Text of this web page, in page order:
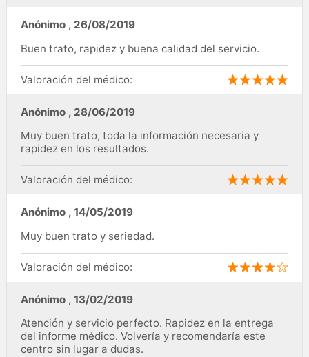
Anónimo , 26/08/2019
Buen trato, rapidez y buena calidad del servicio.
Valoración del médico:
Anónimo , 28/06/2019
Muy buen trato, toda la información necesaria y
rapidez en los resultados.
Valoración del médico:
Anónimo , 14/05/2019
Muy buen trato y seriedad.
Valoración del médico:
Anónimo , 13/02/2019
Atención y servicio perfecto. Rapidez en la entrega
del informe médico. Volvería y recomendaría este
centro sin lugar a dudas.